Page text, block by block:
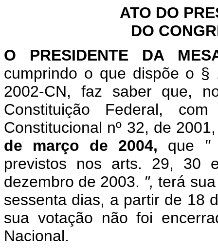
ATO DO
DO
O PRESIDENTE DA
cumprindo o que dispõe o §
2002-CN, faz saber que,
Constituição Federal,
Constitucional nº 32, de
de março de 2004, que
previstos nos arts. 29, 30
dezembro de 2003. ",terá
sessenta dias, a partir de 18
sua votação não foi
Nacional.